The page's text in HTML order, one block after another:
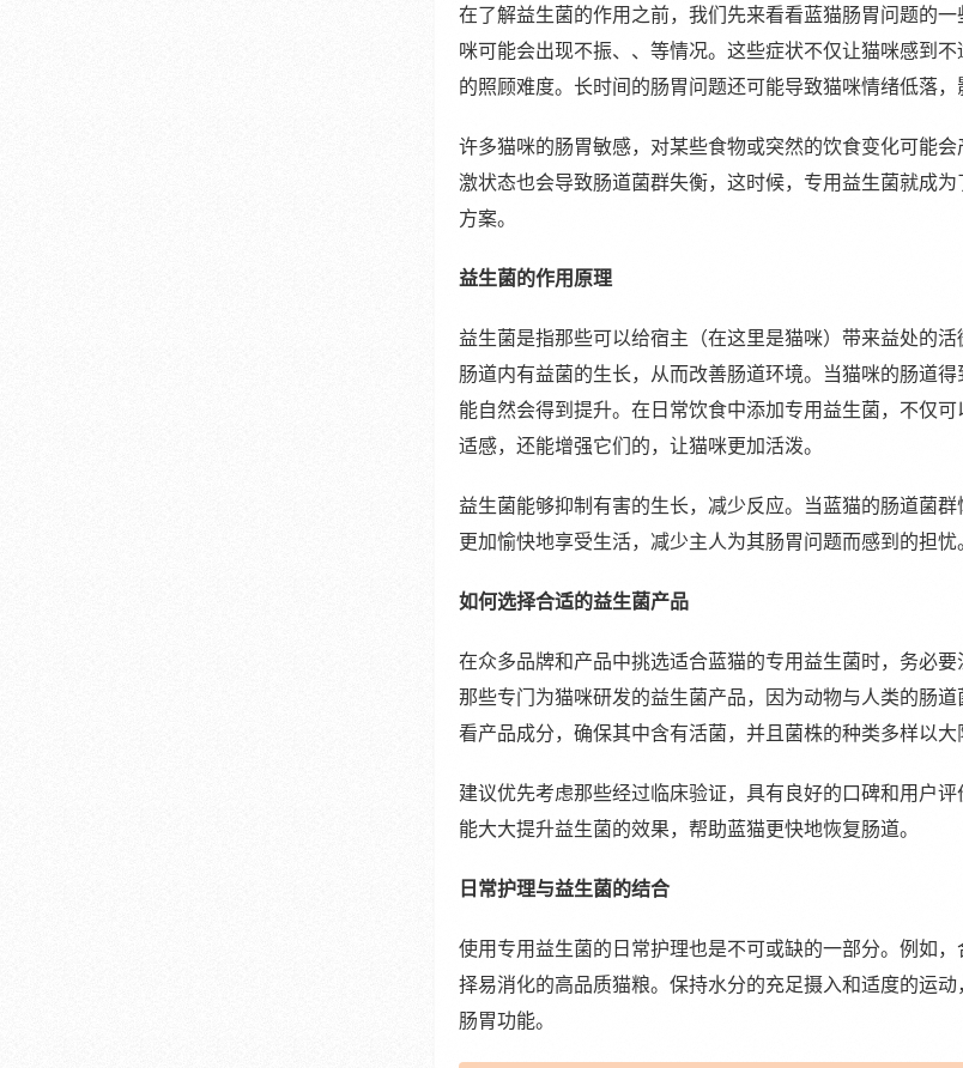
在了解益生菌的作用之前，我们先来看看蓝猫肠胃问题的
咪可能会出现不振、、等情况。这些症状不仅让猫咪感到
的照顾难度。长时间的肠胃问题还可能导致猫咪情绪低落，
许多猫咪的肠胃敏感，对某些食物或突然的饮食变化可能
激状态也会导致肠道菌群失衡，这时候，专用益生菌就成
方案。
益生菌的作用原理
益生菌是指那些可以给宿主（在这里是猫咪）带来益处的
肠道内有益菌的生长，从而改善肠道环境。当猫咪的肠道
能自然会得到提升。在日常饮食中添加专用益生菌，不仅
适感，还能增强它们的，让猫咪更加活泼。
益生菌能够抑制有害的生长，减少反应。当蓝猫的肠道菌
更加愉快地享受生活，减少主人为其肠胃问题而感到的担忧。
如何选择合适的益生菌产品
在众多品牌和产品中挑选适合蓝猫的专用益生菌时，务必
那些专门为猫咪研发的益生菌产品，因为动物与人类的肠
看产品成分，确保其中含有活菌，并且菌株的种类多样以大
建议优先考虑那些经过临床验证，具有良好的口碑和用户
能大大提升益生菌的效果，帮助蓝猫更快地恢复肠道。
日常护理与益生菌的结合
使用专用益生菌的日常护理也是不可或缺的一部分。例如
择易消化的高品质猫粮。保持水分的充足摄入和适度的运
肠胃功能。